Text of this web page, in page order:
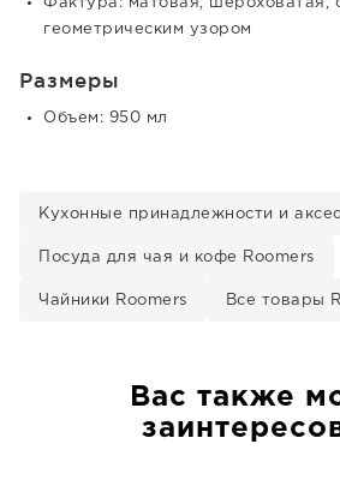
Фактура: матовая, шероховатая,
геометрическим узором
Размеры
Объем: 950 мл
Кухонные принадлежности и
Посуда для чая и кофе Roomers
Чайники Roomers Все товары
Вас также